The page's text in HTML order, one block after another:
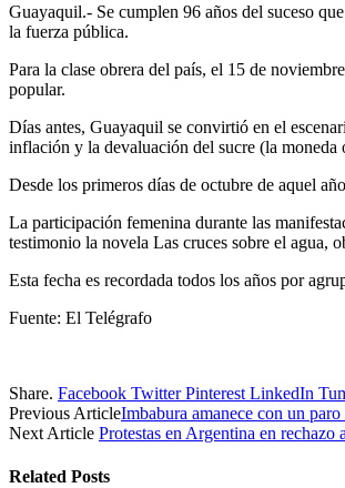
Guayaquil.- Se cumplen 96 años del suceso
la fuerza pública.
Para la clase obrera del país, el 15 de
popular.
Días antes, Guayaquil se convirtió en el
inflación y la devaluación del sucre (la
Desde los primeros días de octubre de aquel
La participación femenina durante las
testimonio la novela Las cruces sobre el agua,
Esta fecha es recordada todos los años por
Fuente: El Telégrafo
Share. Facebook Twitter Pinterest LinkedIn
Previous ArticleImbabura amanece con un paro
Next Article Protestas en Argentina en rechazo
Related Posts